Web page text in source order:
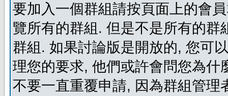
要加入一個群組請按頁面上的會
覽所有的群組. 但是不是所有的
群組. 如果討論版是開放的, 您可
理您的要求, 他們或許會問您為
不要一直重覆申請, 因為群組管理